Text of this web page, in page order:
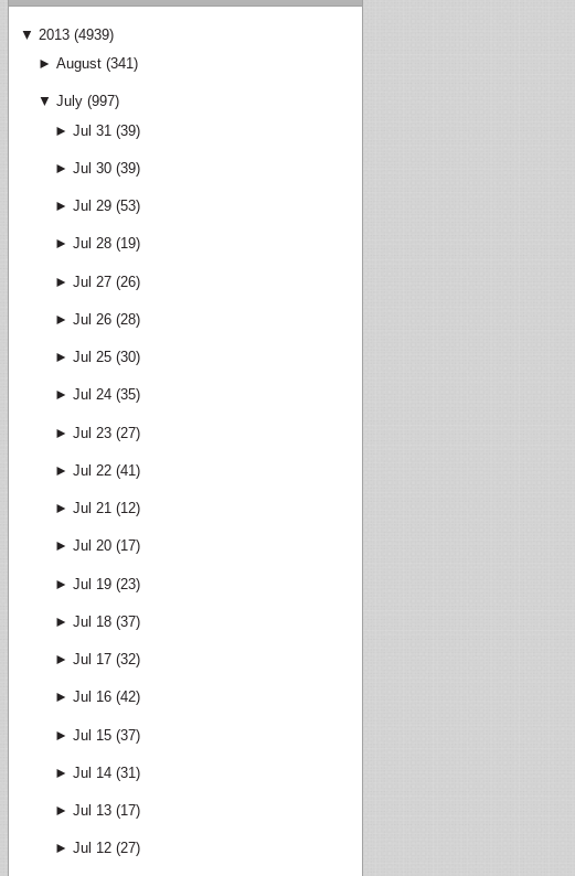
▼ 2013 (4939)
► August (341)
▼ July (997)
►Jul 31 (39)
►Jul 30 (39)
►Jul 29 (53)
►Jul 28 (19)
►Jul 27 (26)
►Jul 26 (28)
►Jul 25 (30)
►Jul 24 (35)
►Jul 23 (27)
►Jul 22 (41)
►Jul 21 (12)
►Jul 20 (17)
►Jul 19 (23)
►Jul 18 (37)
►Jul 17 (32)
►Jul 16 (42)
►Jul 15 (37)
►Jul 14 (31)
►Jul 13 (17)
►Jul 12 (27)